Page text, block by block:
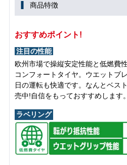
商品特徴
おすすめポイント!
注目の性能
欧州市場で操縦安定性能と低燃費
コンフォートタイヤ。ウエットブ
日の運転も快適です。なんとベス
売中!自信をもっておすすめします。
ラベリング